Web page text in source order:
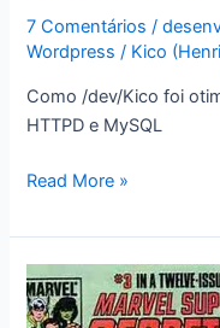
7 Comentários /
Wordpress / Kico
Como /dev/Kico foi
HTTPD e MySQL
Como
/dev/Kico
com
php,
Read More »